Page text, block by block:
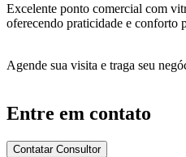
Excelente ponto comercial com
oferecendo praticidade e conforto
Agende sua visita e traga seu
Entre em contato
Contatar Consultor